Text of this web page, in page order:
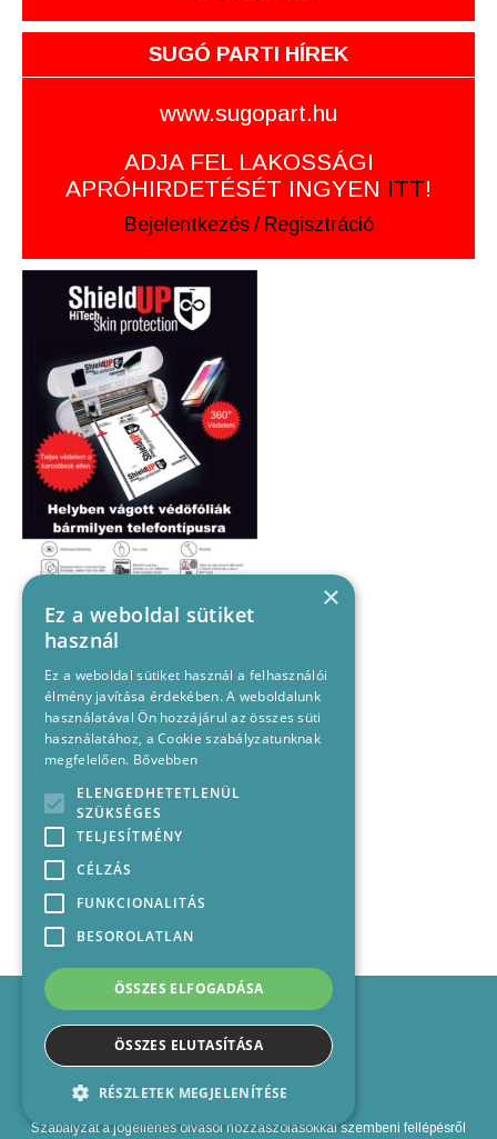
SUGÓ PARTI HÍREK
www.sugopart.hu
ADJA FEL LAKOSSÁGI
APRÓHIRDETÉSÉT INGYEN ITT!
Bejelentkezés / Regisztráció
Impresszum
Médiajánlat
Felhasználási feltételek
Kapcsolat
Szabályzat a jogellenes olvasói hozzászólásokkal szembeni fellépésről
×
Ez a weboldal sütiket
használ
Ez a weboldal sütiket használ a felhasználói
élmény javítása érdekében. A weboldalunk
használatával Ön hozzájárul az összes süti
használatához, a Cookie szabályzatunknak
megfelelően. Bővebben
ELENGEDHETETLENÜL
SZÜKSÉGES
TELJESÍTMÉNY
CÉLZÁS
FUNKCIONALITÁS
BESOROLATLAN
ÖSSZES ELFOGADÁSA
ÖSSZES ELUTASÍTÁSA
RÉSZLETEK MEGJELENÍTÉSE